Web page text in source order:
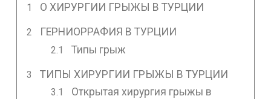
О ХИРУРГИИ ГРЫЖЫ В ТУРЦИИ
ГЕРНИОРРАФИЯ В ТУРЦИИ
Типы грыж
ТИПЫ ХИРУРГИИ ГРЫЖЫ В ТУРЦИИ
Открытая хирургия грыжы в